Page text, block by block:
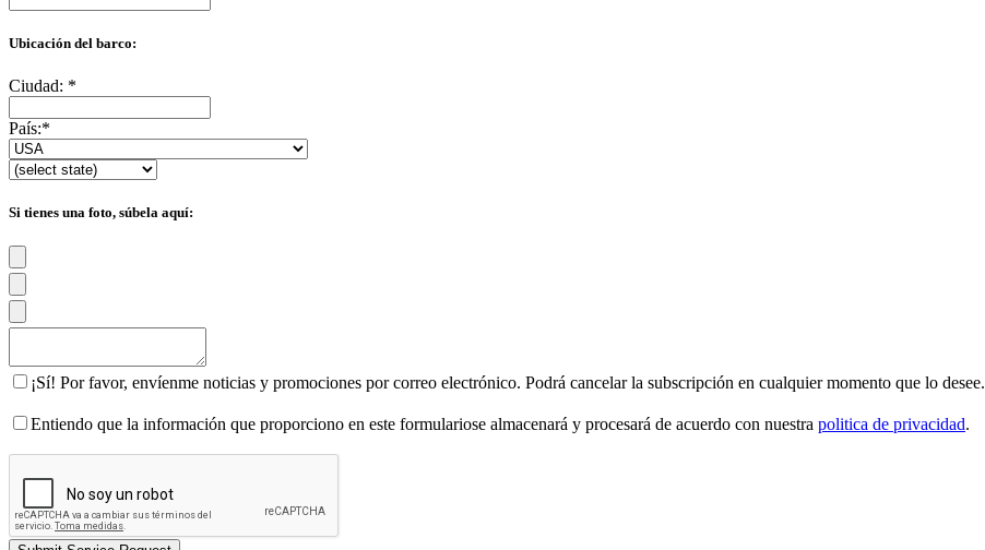
Ubicación del barco:
Ciudad: *
País:*
Si tienes una foto, súbela aquí:
¡Sí! Por favor, envíenme noticias y promociones por correo electrónico. Podrá cancelar la subscripción en cualquier momento que lo desee.
Entiendo que la información que proporciono en este formulariose almacenará y procesará de acuerdo con nuestra politica de privacidad.